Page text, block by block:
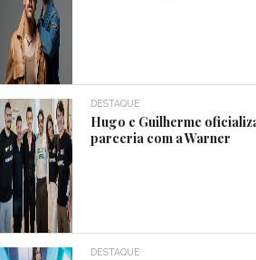
DESTAQUE
Hugo e Guilherme
parceria com a Warner
DESTAQUE